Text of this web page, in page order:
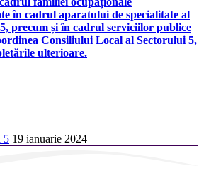
în cadrul aparatului de specialitate al
precum și în cadrul serviciilor publice
Consiliului Local al Sectorului 5,
ulterioare.
5 19 ianuarie 2024